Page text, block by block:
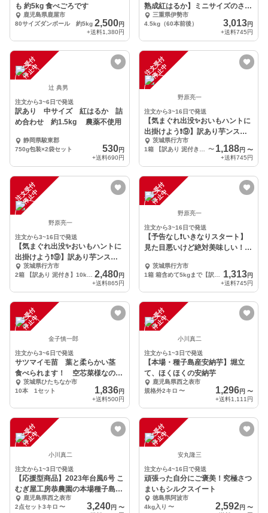
も 約5kg 食べごろです
鹿児島県鹿屋市
80サイズダンボール 約5kg 2,500円
+送料1,380円
熟成紅はるか】ミニサイズのさつ
まいも
三重県伊勢市
4.5kg（60本前後）
3,013円
+送料745円
注
文
受
付
停
止
中
辻 典男
注文から3~6日で発送
訳あり 中サイズ 紅はるか 詰
め合わせ 約1.5kg 農薬不使用
静岡県駿東郡
750g包装×2袋セット
530円
+送料690円
注
文
受
付
停
止
中
野原亮一
注文から3~16日で発送
【気まぐれ出没✨おいもハントに
出掛けよう❗️⑨】訳あり芋ンスタ
ー「紅あずま」
茨城県行方市
〜 1,188円 〜
+送料745円
注
文
受
付
停
止
中
野原亮一
注文から3~16日で発送
【気まぐれ出没✨おいもハントに
出掛けよう❗️⑨】訳あり芋ンスタ
ー「紅あずま」
茨城県行方市
2,480円
+送料865円
注
文
受
付
停
止
中
野原亮一
注文から3~16日で発送
【予告なし❗️いきなりスタート】
見た目悪いけど絶対美味しい！シ
茨城県行方市
1,313円
+送料745円
注
文
受
付
停
止
中
金子慎一郎
注文から3~6日で発送
サツマイモ苗 葉と柔らかい茎
食べられます！ 空芯菜様なの
味 紅まさり
茨城県ひたちなか市
10本 1セット
1,836円
+送料500円
注
文
受
付
停
止
中
小川真二
注文から1~3日で発送
【本場・種子島産安納芋】堀立
て、ほくほくの安納芋
鹿児島県西之表市
規格外2キロ 〜 1,296円 〜
+送料1,111円
注
文
受
付
停
止
中
小川真二
注文から1~3日で発送
【応援型商品】2023年台風6号 こ
むぎ屋工房恭農園の本場種子島の
安納芋
鹿児島県西之表市
2点セット3キロ 〜 3,240円 〜
注
文
受
付
停
止
中
安丸隆三
注文から4~16日で発送
頑張った自分にご褒美！究極さつ
まいもシルクスイート
徳島県阿波市
4kg入り 〜 2,592円 〜